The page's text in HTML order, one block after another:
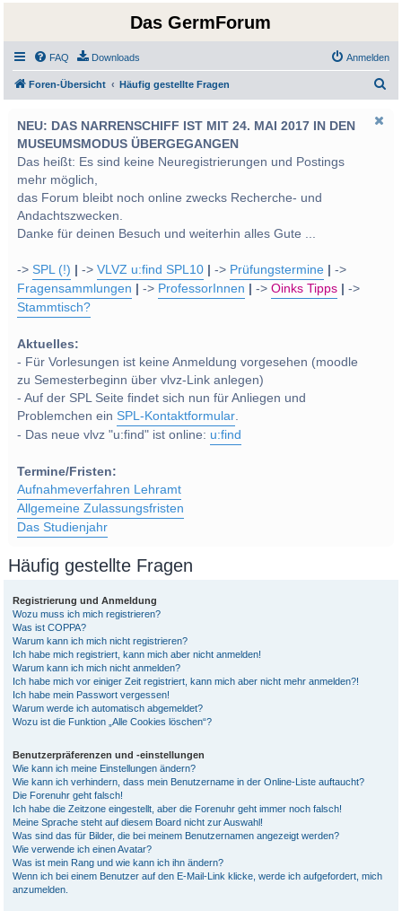
Das GermForum
FAQ Downloads Anmelden
Foren-Übersicht Häufig gestellte Fragen
NEU: DAS NARRENSCHIFF IST MIT 24. MAI 2017 IN DEN
MUSEUMSMODUS ÜBERGEGANGEN
Das heißt: Es sind keine Neuregistrierungen und Postings
mehr möglich,
das Forum bleibt noch online zwecks Recherche- und
Andachtszwecken.
Danke für deinen Besuch und weiterhin alles Gute ...
->SPL (!) ->VLVZ u:find SPL10 -> Prüfungstermine
->
Fragensammlungen
-> ProfessorInnen ->Oinks Tipps
->
Stammtisch?
Aktuelles:
- Für Vorlesungen ist keine Anmeldung vorgesehen (moodle
zu Semesterbeginn über vlvz-Link anlegen)
- Auf der SPL Seite findet sich nun für Anliegen und
Problemchen einSPL-Kontaktformular.
- Das neue vlvz "u:find" ist online: u:find
Termine/Fristen:
Aufnahmeverfahren Lehramt
Allgemeine Zulassungsfristen
Das Studienjahr
Häufig gestellte Fragen
Registrierung und Anmeldung
Wozu muss ich mich registrieren?
Was ist COPPA?
Warum kann ich mich nicht registrieren?
Ich habe mich registriert, kann mich aber nicht anmelden!
Warum kann ich mich nicht anmelden?
Ich habe mich vor einiger Zeit registriert, kann mich aber nicht mehr anmelden?!
Ich habe mein Passwort vergessen!
Warum werde ich automatisch abgemeldet?
Wozu ist die Funktion „Alle Cookies löschen“?
Benutzerpräferenzen und -einstellungen
Wie kann ich meine Einstellungen ändern?
Wie kann ich verhindern, dass mein Benutzername in der Online-Liste auftaucht?
Die Forenuhr geht falsch!
Ich habe die Zeitzone eingestellt, aber die Forenuhr geht immer noch falsch!
Meine Sprache steht auf diesem Board nicht zur Auswahl!
Was sind das für Bilder, die bei meinem Benutzernamen angezeigt werden?
Wie verwende ich einen Avatar?
Was ist mein Rang und wie kann ich ihn ändern?
Wenn ich bei einem Benutzer auf den E-Mail-Link klicke, werde ich aufgefordert, mich
anzumelden.